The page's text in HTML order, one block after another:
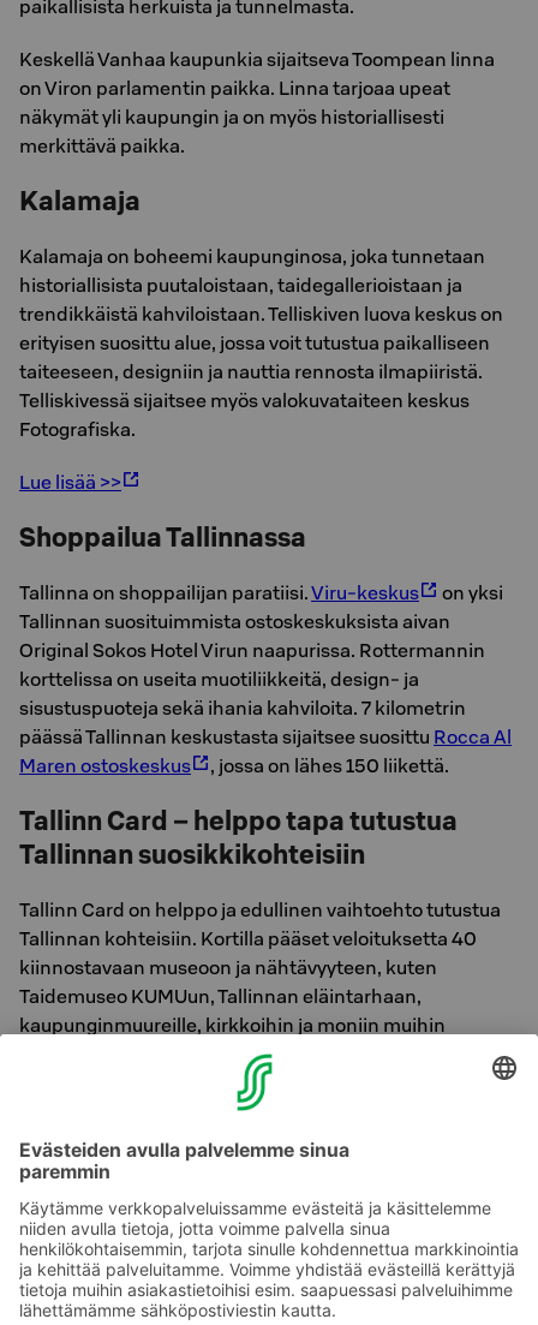
paikallisista herkuista ja tunnelmasta.
Keskellä Vanhaa kaupunkia sijaitseva Toompean linna
on Viron parlamentin paikka. Linna tarjoaa upeat
näkymät yli kaupungin ja on myös historiallisesti
merkittävä paikka.
Kalamaja
Kalamaja on boheemi kaupunginosa, joka tunnetaan
historiallisista puutaloistaan, taidegallerioistaan ja
trendikkäistä kahviloistaan. Telliskiven luova keskus on
erityisen suosittu alue, jossa voit tutustua paikalliseen
taiteeseen, designiin ja nauttia rennosta ilmapiiristä.
Telliskivessä sijaitsee myös valokuvataiteen keskus
Fotografiska.
Lue lisää >>
Shoppailua Tallinnassa
Tallinna on shoppailijan paratiisi.Viru-keskus
on yksi
Tallinnan suosituimmista ostoskeskuksista aivan
Original Sokos Hotel Virun naapurissa. Rottermannin
korttelissa on useita muotiliikkeitä, design- ja
sisustuspuoteja sekä ihania kahviloita. 7 kilometrin
päässä Tallinnan keskustasta sijaitsee suosittu Rocca Al
Maren ostoskeskus
, jossa on lähes 150 liikettä.
Tallinn Card – helppo tapa tutustua
Tallinnan suosikkikohteisiin
Tallinn Card on helppo ja edullinen vaihtoehto tutustua
Tallinnan kohteisiin. Kortilla pääset veloituksetta 40
kiinnostavaan museoon ja nähtävyyteen, kuten
Taidemuseo KUMUun, Tallinnan eläintarhaan,
kaupunginmuureille, kirkkoihin ja moniin muihin
kiinnostaviin paikkoihin. Lisäksi saat kortilla etuja
lukuisista liikkeistä ja ravintoloista.
Tutustu korttiin tästä!
Henkilökuntamme antaa mielellään lisää vinkkejä
nähtävyyksistä!